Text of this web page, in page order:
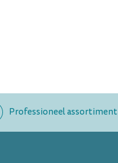
Professioneel assortiment